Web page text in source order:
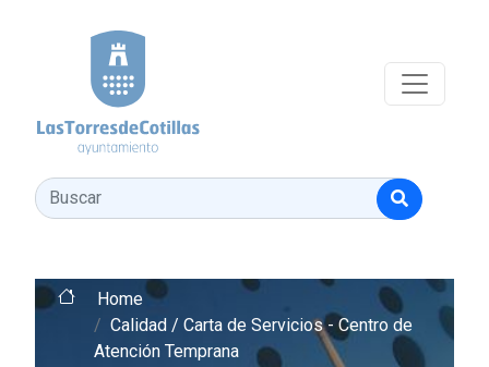
Buscar
Home
Calidad / Carta de Servicios - Centro de
Atención Temprana